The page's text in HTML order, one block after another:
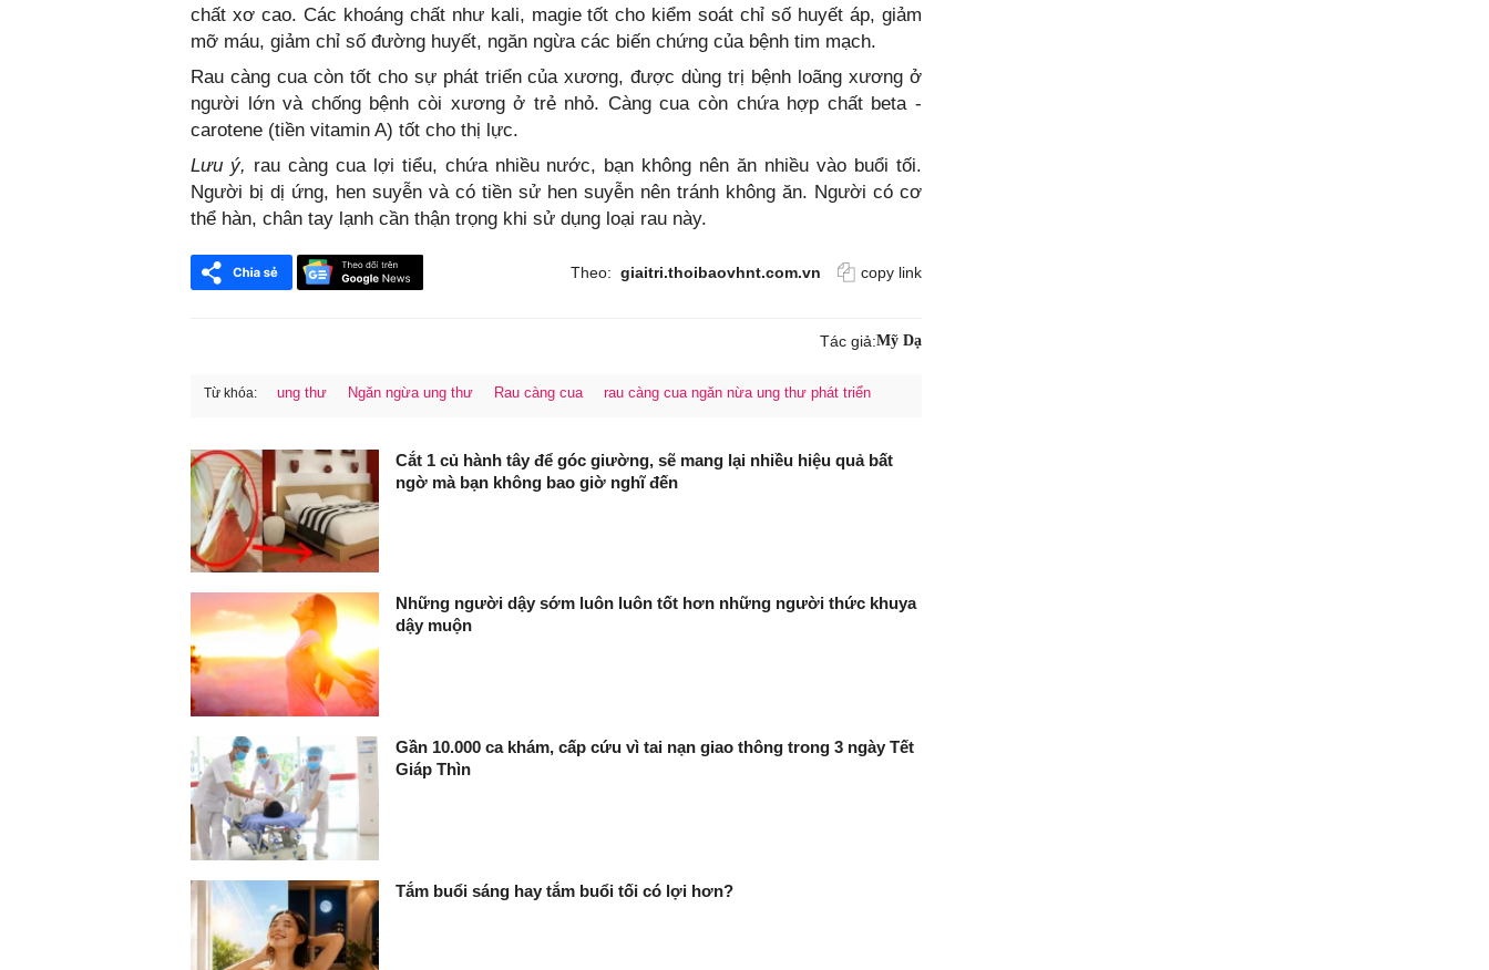
chất xơ cao. Các khoáng chất như kali, magie tốt cho kiểm soát chỉ số huyết áp, giảm
mỡ máu, giảm chỉ số đường huyết, ngăn ngừa các biến chứng của bệnh tim mạch.
Rau càng cua còn tốt cho sự phát triển của xương, được dùng trị bệnh loãng xương ở
người lớn và chống bệnh còi xương ở trẻ nhỏ. Càng cua còn chứa hợp chất beta -
carotene (tiền vitamin A) tốt cho thị lực.
Lưu ý, rau càng cua lợi tiểu, chứa nhiều nước, bạn không nên ăn nhiều vào buổi tối.
Người bị dị ứng, hen suyễn và có tiền sử hen suyễn nên tránh không ăn. Người có cơ
thể hàn, chân tay lạnh cần thận trọng khi sử dụng loại rau này.
Theo: giaitri.thoibaovhnt.com.vn copy link
Tác giả:Mỹ Dạ
Từ khóa: ung thư Ngăn ngừa ung thư Rau càng cua rau càng cua ngăn nừa ung thư phát triển
Cắt 1 củ hành tây để góc giường, sẽ mang lại nhiều hiệu quả bất
ngờ mà bạn không bao giờ nghĩ đến
Những người dậy sớm luôn luôn tốt hơn những người thức khuya
dậy muộn
Gần 10.000 ca khám, cấp cứu vì tai nạn giao thông trong 3 ngày Tết
Giáp Thìn
Tắm buổi sáng hay tắm buổi tối có lợi hơn?